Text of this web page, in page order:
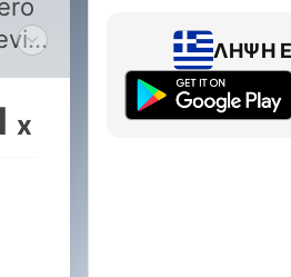
x
ΛΉΨΗ